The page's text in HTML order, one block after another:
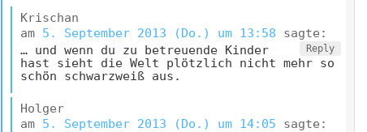
Krischan
am 5. September 2013 (Do.) um 13:58 sagte:
Reply
… und wenn du zu betreuende Kinder
hast sieht die Welt plötzlich nicht mehr so
schön schwarzweiß aus.
Holger
am 5. September 2013 (Do.) um 14:05 sagte: